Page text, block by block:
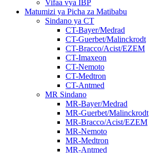
Vifaa vya IBP
Matumizi ya Picha za Matibabu
Sindano ya CT
CT-Bayer/Medrad
CT-Guerbet/Malinckrodt
CT-Bracco/Acist/EZEM
CT-Imaxeon
CT-Nemoto
CT-Medtron
CT-Antmed
MR Sindano
MR-Bayer/Medrad
MR-Guerbet/Malinckrodt
MR-Bracco/Acist/EZEM
MR-Nemoto
MR-Medtron
MR-Antmed